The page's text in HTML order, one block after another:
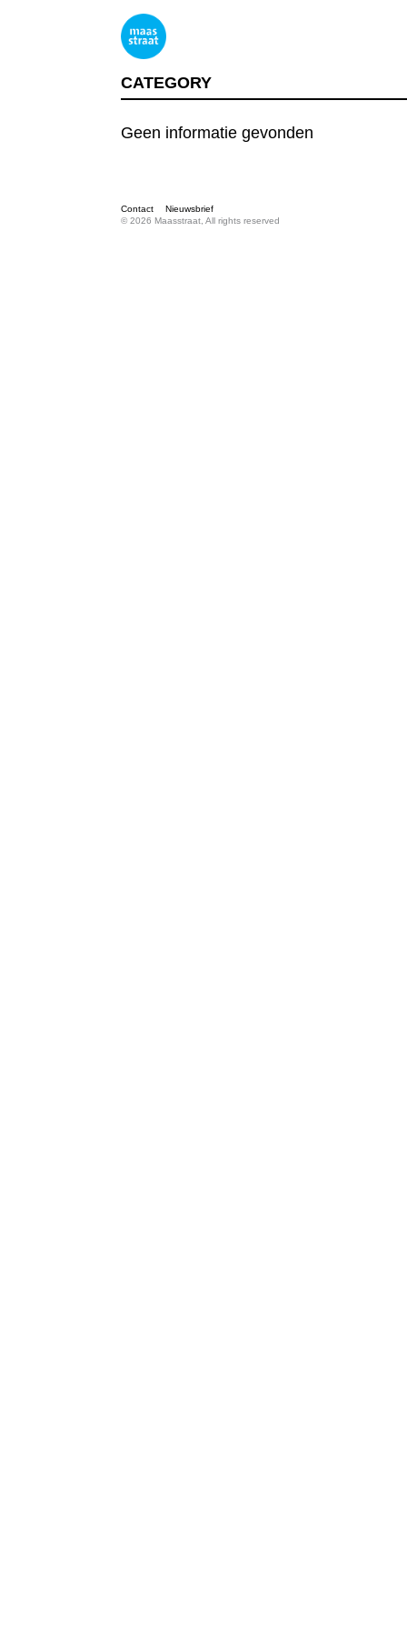
CATEGORY
Geen informatie gevonden
Contact
Nieuwsbrief
© 2026 Maasstraat, All rights reserved